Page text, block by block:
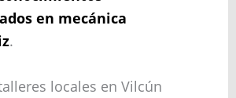
en mecánica
.
locales en Vilcún